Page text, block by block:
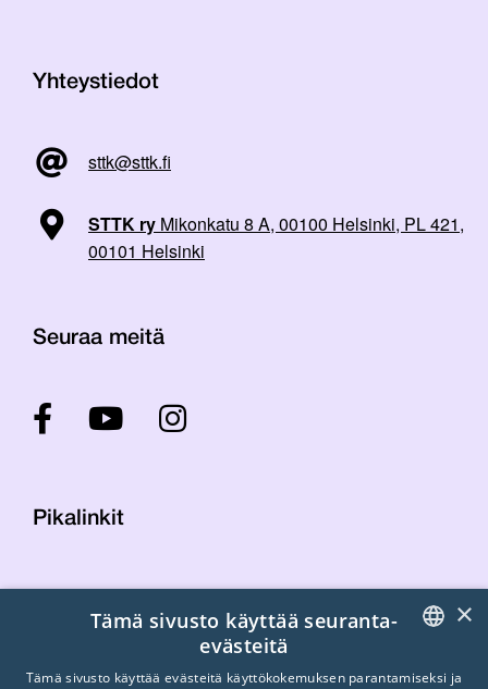
Yhteystiedot
sttk@sttk.fi
STTK ry Mikonkatu 8 A, 00100 Helsinki, PL 421,
00101 Helsinki
Seuraa meitä
Pikalinkit
Laskutustiedot
Tietosuojaseloste
FINNISH
×
Tämä sivusto käyttää seuranta-
evästeitä
Tämä sivusto käyttää evästeitä käyttökokemuksen parantamiseksi ja